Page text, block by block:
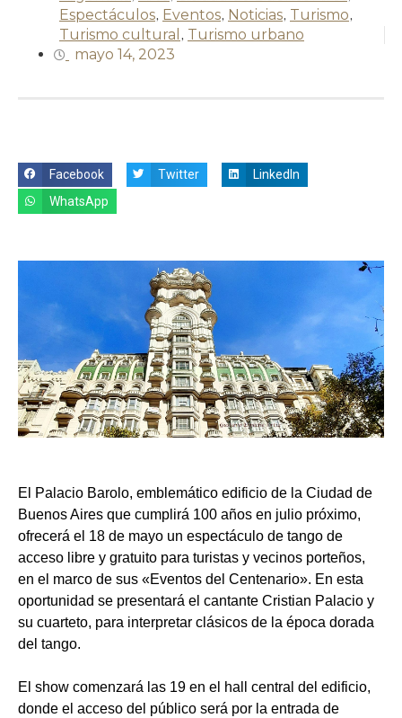
Espectáculos, Eventos, Noticias, Turismo,
Turismo cultural , Turismo urbano
mayo 14, 2023
Facebook Twitter
LinkedIn
WhatsApp
El Palacio Barolo, emblemático edificio de la Ciudad de
Buenos Aires que cumplirá 100 años en julio próximo,
ofrecerá el 18 de mayo un espectáculo de tango de
acceso libre y gratuito para turistas y vecinos porteños,
en el marco de sus «Eventos del Centenario». En esta
oportunidad se presentará el cantante Cristian Palacio y
su cuarteto, para interpretar clásicos de la época dorada
del tango.
El show comenzará las 19 en el hall central del edificio,
donde el acceso del público será por la entrada de